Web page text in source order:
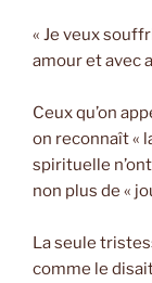
« Je veux
amour et avec
Ceux qu’on
on reconnaît «
spirituelle
non plus de «
La seule
comme le